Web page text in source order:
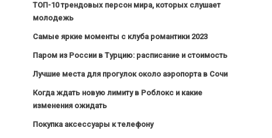
ТОП-10 трендовых персон мира, которых слушает
молодежь
Самые яркие моменты с клуба романтики 2023
Паром из России в Турцию: расписание и стоимость
Лучшие места для прогулок около аэропорта в Сочи
Когда ждать новую лимиту в Роблокс и какие
изменения ожидать
Покупка аксессуары к телефону